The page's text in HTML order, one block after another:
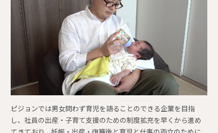
ピジョンでは男女問わず育児を語ることのできる企業を目指
し、社員の出産・子育て支援のための制度拡充を早くから進め